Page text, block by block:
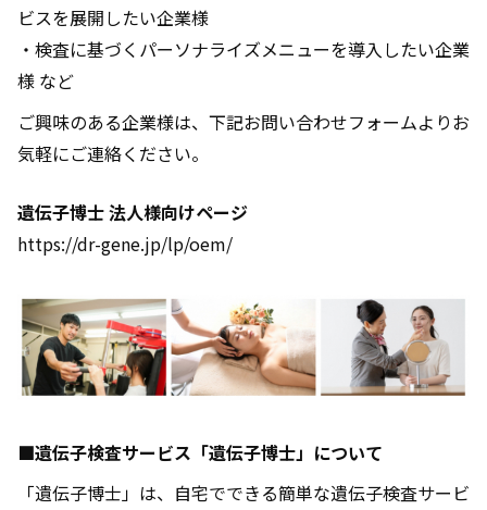
ビスを展開したい企業様
・検査に基づくパーソナライズメニューを導入したい企業
様 など
ご興味のある企業様は、下記お問い合わせフォームよりお
気軽にご連絡ください。
遺伝子博士 法人様向けページ
https://dr-gene.jp/lp/oem/
■遺伝子検査サービス「遺伝子博士」について
「遺伝子博士」は、自宅でできる簡単な遺伝子検査サービ